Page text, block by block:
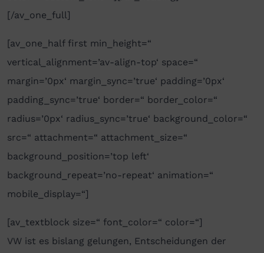
[/av_one_full]
[av_one_half first min_height=“
vertical_alignment=’av-align-top‘ space=“
margin=’0px‘ margin_sync=’true‘ padding=’0px‘
padding_sync=’true‘ border=“ border_color=“
radius=’0px‘ radius_sync=’true‘ background_color=“
src=“ attachment=“ attachment_size=“
background_position=’top left‘
background_repeat=’no-repeat‘ animation=“
mobile_display=“]
[av_textblock size=“ font_color=“ color=“]
VW ist es bislang gelungen, Entscheidungen der